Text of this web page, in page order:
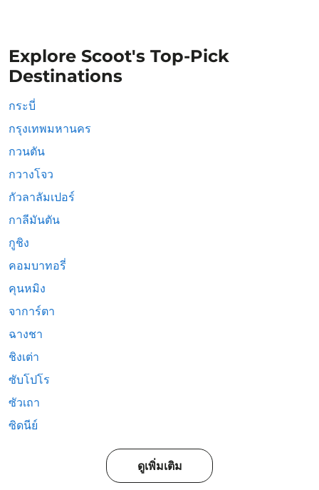
Explore Scoot's Top-Pick
Destinations
กระบี่
กรุงเทพมหานคร
กวนตัน
กวางโจว
กัวลาลัมเปอร์
กาลีมันตัน
กูชิง
คอมบาทอรี่
คุนหมิง
จาการ์ตา
ฉางชา
ชิงเต่า
ซับโปโร
ซัวเถา
ซิดนีย์
ดูเพิ่มเติม